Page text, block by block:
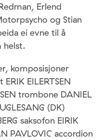
Erlend
og Stian
ei evne til å
helst.
komposisjoner
EILERTSEN
trombone DANIEL
(DK)
saksofon EIRIK
PAVLOVIC accordion